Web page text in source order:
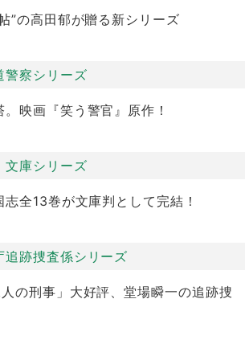
”の高田郁が贈る新シリーズ
察シリーズ
映画『笑う警官』原作！
文庫シリーズ
全13巻が文庫判として完結！
跡捜査係シリーズ
人の刑事」大好評、堂場瞬一の追跡捜